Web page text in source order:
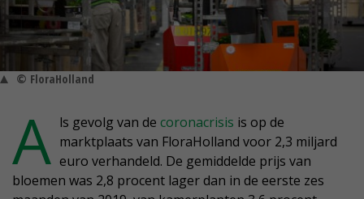
© FloraHolland
A ls gevolg van de coronacrisis is op de
marktplaats van FloraHolland voor 2,3 miljard
euro verhandeld. De gemiddelde prijs van
bloemen was 2,8 procent lager dan in de eerste zes